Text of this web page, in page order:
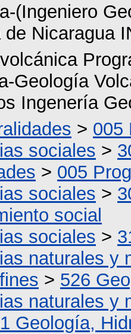
(Ingeniero
Nicaragua
Geología
Ingenería
> 005
sociales >
> 005
sociales >
social
sociales >
naturales y
> 526
naturales y
Geología,